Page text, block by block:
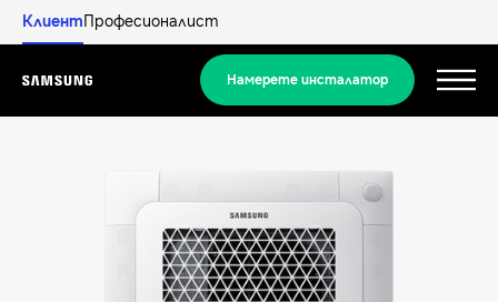
КлиентПрофесионалист
Menu
Намерете инсталатор
Открийте
РЕШЕНИЯ ЗА ЖИЛИЩНИ СГРАДИ
Нашите решения